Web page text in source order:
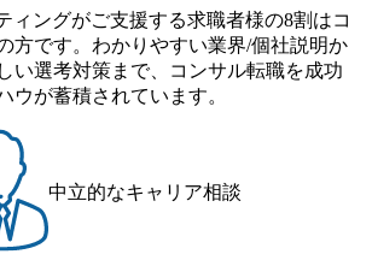
article/382811) シンプレクスと
、東京都港区の行政手続き100%デジタル
articles/-/3520247) 【未経験
ファー ・ワンプールで様々なインダ
学べる環境 【コンサルファーム経験
足を置きながら、他領域にもチャレン
トルアップでのオファー ・現職ファー
年収 ・実力主義でプロモーションでき
もあり） ・週に1度のアサインｍｔｇで
業・終業時刻の繰り上げ・繰り下げが
子1人につき5日まで取得でき、1時間
家族看護休暇： 5日まで取得で
することも可能 【独身寮、住宅手当制
山事業所の近くに、白風寮と青風寮の2
の入居基準を満たす方が入居可能で
・満33歳までの独身者 ・自宅から勤務地
2時間を超えること 住宅手当： 本社の
宅等が無いため、条件を満たす方には
す。 また、独身寮は男性のみの入居と
ィングがご支援する求職者様の8割はコ
方です。わかりやすい業界/個社説明か
い選考対策まで、コンサル転職を成功
ウが蓄積されています。
中立的なキャリア相談